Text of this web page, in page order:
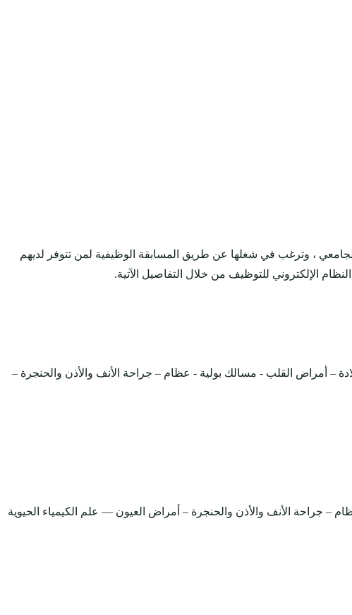
، وترغب في شغلها عن طريق المسابقة الوظيفية لمن تتوفر لديهم
الإلكتروني للتوظيف من خلال التفاصيل الآتية.
– أمراض القلب - مسالك بولية - عظام – جراحة الأنف والأذن والحنجرة –
جراحة الأنف والأذن والحنجرة – أمراض العيون –– علم الكيمياء الحيوية